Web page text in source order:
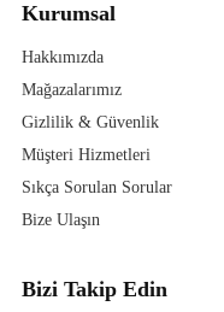
Kurumsal
Hakkımızda
Mağazalarımız
Gizlilik & Güvenlik
Müşteri Hizmetleri
Sıkça Sorulan Sorular
Bize Ulaşın
Bizi Takip Edin